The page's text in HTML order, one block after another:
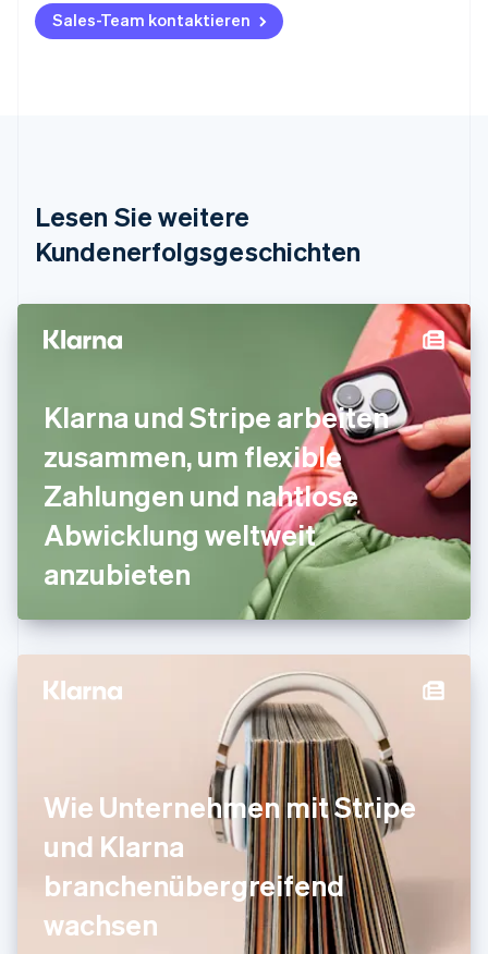
Sales-Team kontaktieren
Lesen Sie weitere
Kundenerfolgsgeschichten
Klarna und Stripe arbeiten
zusammen, um flexible
Zahlungen und nahtlose
Abwicklung weltweit
anzubieten
Wie Unternehmen mit Stripe
und Klarna
branchenübergreifend
wachsen
Belgien
NederlandsFrançaisDeutschEnglish
DeutschEnglish
English
简体中文English
EnglishSvenska
Gibraltar
English
Griechenland
Indien
English
Irland
English
Japan
日本語English
EnglishFrançais
Liechtenstein
Litauen
Luxemburg
FrançaisDeutsch
Malaysia